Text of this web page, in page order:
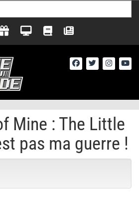
Mine : The Little
pas ma guerre !